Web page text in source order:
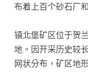
布着上百个砂石厂
镇北堡矿区位于贺
地。因开采历史较
网状分布，矿区地